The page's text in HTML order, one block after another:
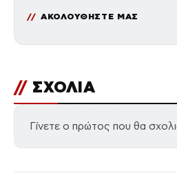
ΑΚΟΛΟΥΘΗΣΤΕ ΜΑΣ
// ΣΧΟΛΙΑ
Γίνετε ο πρώτος που θα